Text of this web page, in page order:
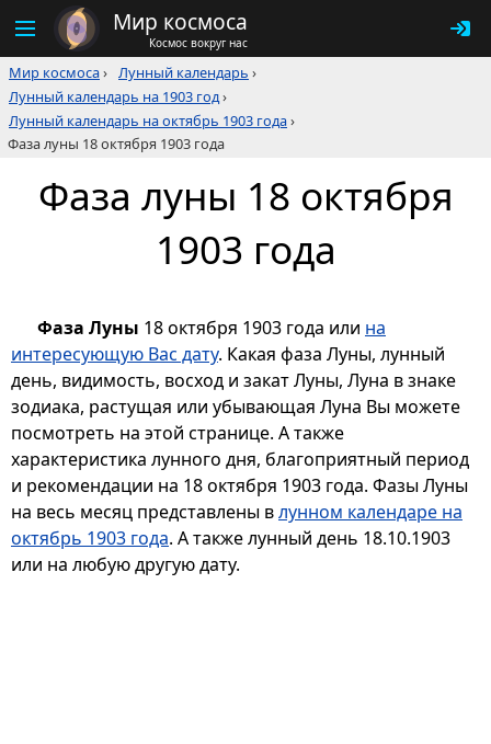
Мир космоса
Космос вокруг нас
Мир космоса› Лунный календарь ›
Лунный календарь на 1903 год›
Лунный календарь на октябрь 1903 года›
Фаза луны 18 октября 1903 года
Фаза луны 18 октября
1903 года
Фаза Луны 18 октября 1903 года или на
интересующую Вас дату. Какая фаза Луны, лунный
день, видимость, восход и закат Луны, Луна в знаке
зодиака, растущая или убывающая Луна Вы можете
посмотреть на этой странице. А также
характеристика лунного дня, благоприятный период
и рекомендации на 18 октября 1903 года. Фазы Луны
на весь месяц представлены влунном календаре на
октябрь 1903 года. А также лунный день 18.10.1903
или на любую другую дату.